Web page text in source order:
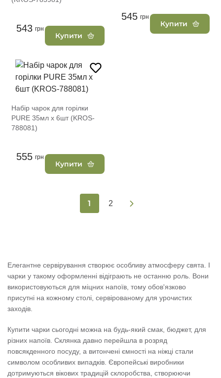
543 грн
Купити
545 грн
Купити
Набір чарок для горілки
PURE 35мл х 6шт (KROS-
788081)
555 грн
Купити
1 2
Елегантне сервірування створює особливу атмосферу свята. І
чарки у такому оформленні відіграють не останню роль. Вони
використовуються для міцних напоїв, тому обов'язково
присутні на кожному столі, сервірованому для урочистих
заходів.
Купити чарки сьогодні можна на будь-який смак, бюджет, для
різних напоїв. Склянка давно перейшла в розряд
повсякденного посуду, а витончені ємності на ніжці стали
символом особливих випадків. Європейські виробники
дотримуються вікових традицій склоробства, створюючи